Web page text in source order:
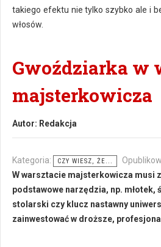
takiego efektu nie tylko szybko ale i
włosów.
Gwoździarka w
majsterkowicza
Autor: Redakcja
Kategoria: CZY WIESZ, ŻE...
W warsztacie majsterkowicza musi
podstawowe narzędzia, np. młotek,
stolarski czy klucz nastawny
zainwestować w droższe,